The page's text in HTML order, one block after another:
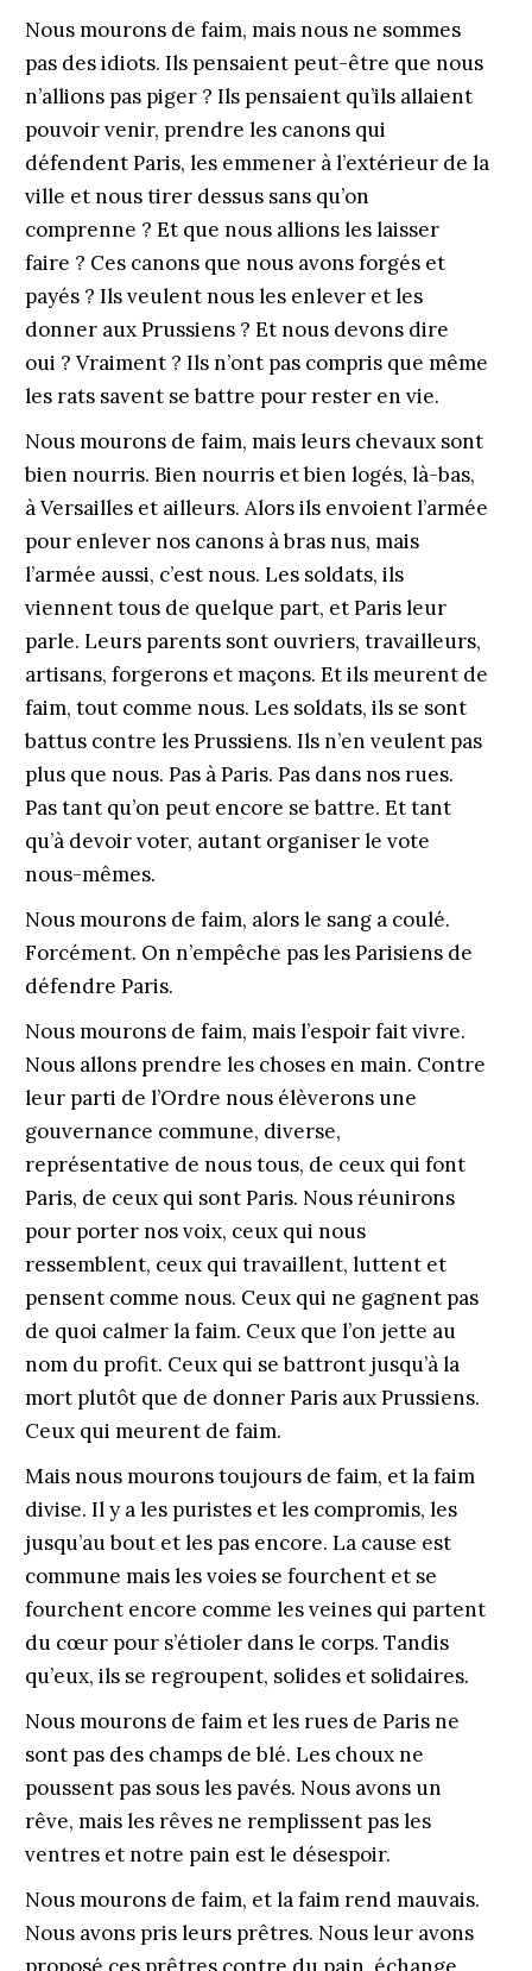
Nous mourons de faim, mais nous ne sommes
pas des idiots. Ils pensaient peut-être que nous
n’allions pas piger ? Ils pensaient qu’ils allaient
pouvoir venir, prendre les canons qui
défendent Paris, les emmener à l’extérieur de la
ville et nous tirer dessus sans qu’on
comprenne ? Et que nous allions les laisser
faire ? Ces canons que nous avons forgés et
payés ? Ils veulent nous les enlever et les
donner aux Prussiens ? Et nous devons dire
oui ? Vraiment ? Ils n’ont pas compris que même
les rats savent se battre pour rester en vie.
Nous mourons de faim, mais leurs chevaux sont
bien nourris. Bien nourris et bien logés, là-bas,
à Versailles et ailleurs. Alors ils envoient l’armée
pour enlever nos canons à bras nus, mais
l’armée aussi, c’est nous. Les soldats, ils
viennent tous de quelque part, et Paris leur
parle. Leurs parents sont ouvriers, travailleurs,
artisans, forgerons et maçons. Et ils meurent de
faim, tout comme nous. Les soldats, ils se sont
battus contre les Prussiens. Ils n’en veulent pas
plus que nous. Pas à Paris. Pas dans nos rues.
Pas tant qu’on peut encore se battre. Et tant
qu’à devoir voter, autant organiser le vote
nous-mêmes.
Nous mourons de faim, alors le sang a coulé.
Forcément. On n’empêche pas les Parisiens de
défendre Paris.
Nous mourons de faim, mais l’espoir fait vivre.
Nous allons prendre les choses en main. Contre
leur parti de l’Ordre nous élèverons une
gouvernance commune, diverse,
représentative de nous tous, de ceux qui font
Paris, de ceux qui sont Paris. Nous réunirons
pour porter nos voix, ceux qui nous
ressemblent, ceux qui travaillent, luttent et
pensent comme nous. Ceux qui ne gagnent pas
de quoi calmer la faim. Ceux que l’on jette au
nom du profit. Ceux qui se battront jusqu’à la
mort plutôt que de donner Paris aux Prussiens.
Ceux qui meurent de faim.
Mais nous mourons toujours de faim, et la faim
divise. Il y a les puristes et les compromis, les
jusqu’au bout et les pas encore. La cause est
commune mais les voies se fourchent et se
fourchent encore comme les veines qui partent
du cœur pour s’étioler dans le corps. Tandis
qu’eux, ils se regroupent, solides et solidaires.
Nous mourons de faim et les rues de Paris ne
sont pas des champs de blé. Les choux ne
poussent pas sous les pavés. Nous avons un
rêve, mais les rêves ne remplissent pas les
ventres et notre pain est le désespoir.
Nous mourons de faim, et la faim rend mauvais.
Nous avons pris leurs prêtres. Nous leur avons